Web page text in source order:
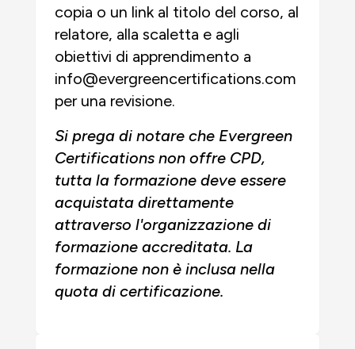
copia o un link al titolo del corso, al
relatore, alla scaletta e agli
obiettivi di apprendimento a
info@evergreencertifications.com
per una revisione.
Si prega di notare che Evergreen
Certifications non offre CPD,
tutta la formazione deve essere
acquistata direttamente
attraverso l'organizzazione di
formazione accreditata. La
formazione non è inclusa nella
quota di certificazione.